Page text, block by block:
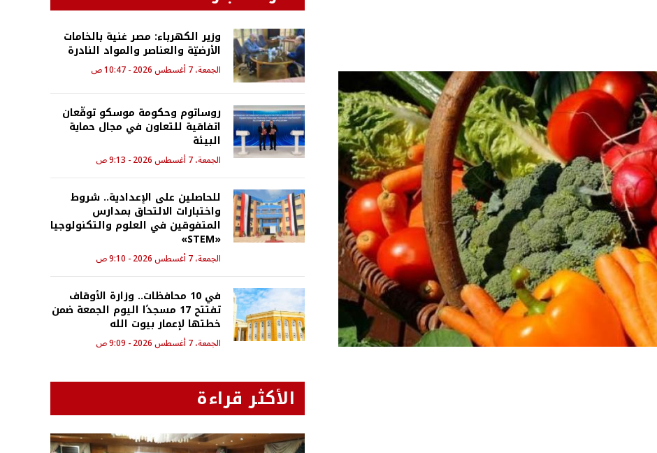
وزير الكهرباء: مصر غنية بالخامات
الأرضيّة والعناصر والمواد النادرة
الجمعة، 7 أغسطس 2026 - 10:47 ص
روساتوم وحكومة موسكو توقّعان
اتفاقية للتعاون في مجال حماية
البيئة
الجمعة، 7 أغسطس 2026 - 9:13 ص
للحاصلين على الإعدادية.. شروط
واختبارات الالتحاق بمدارس
المتفوقين في العلوم والتكنولوجيا
«STEM»
الجمعة، 7 أغسطس 2026 - 9:10 ص
في 10 محافظات.. وزارة الأوقاف
تفتتح 17 مسجدًا اليوم الجمعة ضمن
خطتها لإعمار بيوت الله
الجمعة، 7 أغسطس 2026 - 9:09 ص
الأكثر قراءة